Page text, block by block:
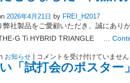
知
ら
せ
は
売
お
知
ら
せ
2026年4月21日 by FREI_H2017
弊社製品をご愛顧いただき、誠にあり
G Ti HYBRID TRIANGLE …
お知らせ | お
待
た
せ
コメントを受け付けていません
「試打会のポスター